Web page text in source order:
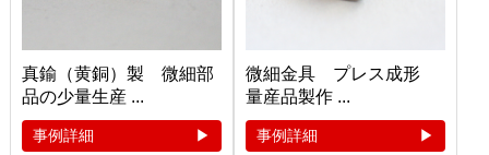
真鍮（黄銅）製 微細部
品の少量生産 ...
事例詳細
微細金具 プレス成形
量産品製作 ...
事例詳細